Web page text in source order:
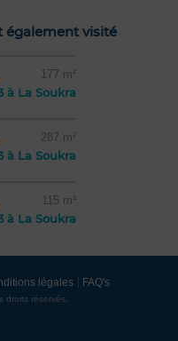
également visité
177 m²
à La Soukra
287 m²
à La Soukra
115 m²
à La Soukra
légales FAQ's
droits réservés.